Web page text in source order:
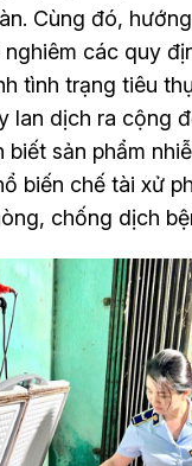
Cùng đó,
các quy
tình trạng tiêu
lan dịch ra cộng
biết sản phẩm
biến chế tài xử
chống dịch